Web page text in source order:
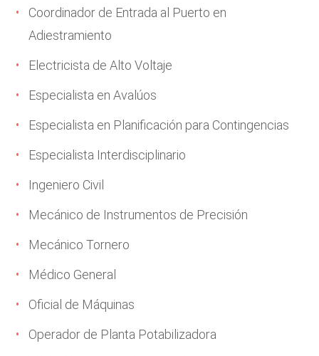
Coordinador de Entrada al Puerto en
Adiestramiento
Electricista de Alto Voltaje
Especialista en Avalúos
Especialista en Planificación para Contingencias
Especialista Interdisciplinario
Ingeniero Civil
Mecánico de Instrumentos de Precisión
Mecánico Tornero
Médico General
Oficial de Máquinas
Operador de Planta Potabilizadora